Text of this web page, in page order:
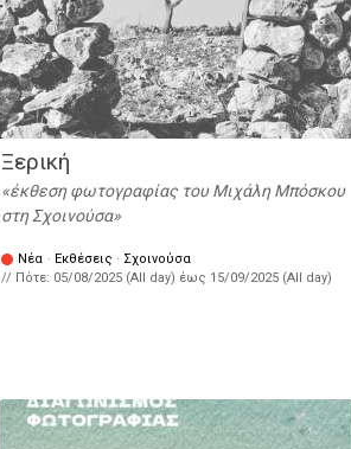
Ξερική
έκθεση φωτογραφίας του Μιχάλη Μπόσκου
στη Σχοινούσα
Νέα · Εκθέσεις · Σχοινούσα
// Πότε: 05/08/2025 (All day) έως 15/09/2025 (All day)